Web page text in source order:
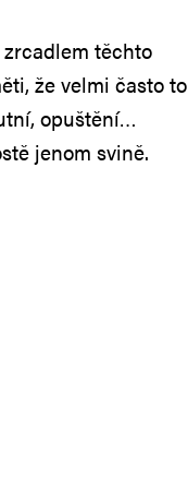
těchto
že velmi často to
opuštění…
jenom svině.